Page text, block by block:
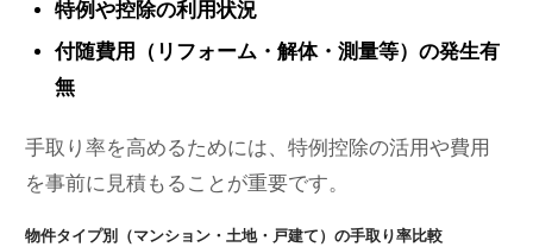
特例や控除の利用状況
付随費用（リフォーム・解体・測量等）の発生有
無
手取り率を高めるためには、特例控除の活用や費用
を事前に見積もることが重要です。
物件タイプ別（マンション・土地・戸建て）の手取り率比較